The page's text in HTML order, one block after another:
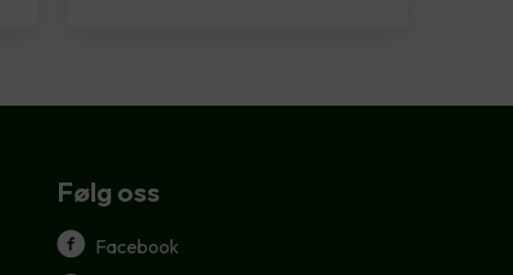
Følg oss
Facebook